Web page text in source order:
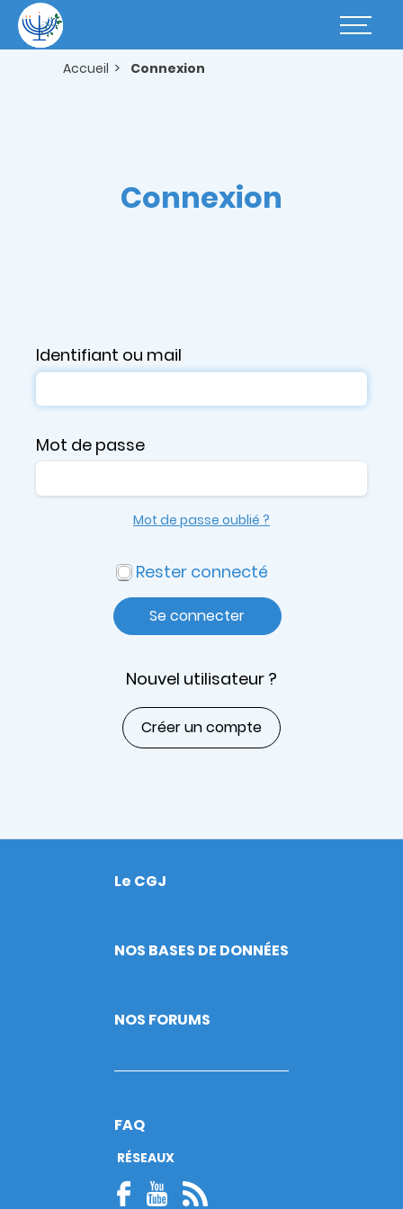
contenu
principal
Basculer
Accueil Connexion
Connexion
Identifiant ou mail
Mot de passe
Rester connecté
Se connecter
Mot de passe oublié ?
Nouvel utilisateur ?
Créer un compte
Footer
Le CGJ
NOS BASES DE DONNÉES
NOS FORUMS
FAQ
RÉSEAUX